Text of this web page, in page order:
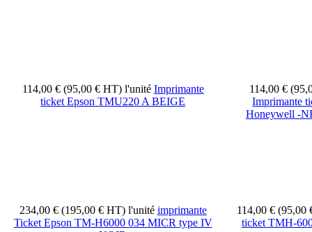
114,00 € (95,00 € HT) l'unité Imprimante
ticket Epson TMU220 A BEIGE
114,00 €
Imprimante
Honeywell -
234,00 € (195,00 € HT) l'unité imprimante
Ticket Epson TM-H6000 034 MICR type IV
114,00 €
ticket TMH-